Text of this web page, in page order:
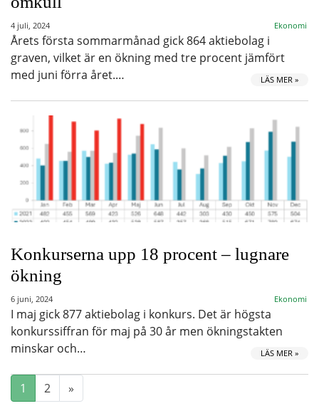
4 juli, 2024 Ekonomi
Årets första sommarmånad gick 864 aktiebolag i
graven, vilket är en ökning med tre procent jämfört
med juni förra året.…
LÄS MER »
Konkurserna upp 18 procent – lugnare
ökning
6 juni, 2024 Ekonomi
I maj gick 877 aktiebolag i konkurs. Det är högsta
konkurssiffran för maj på 30 år men ökningstakten
minskar och…
LÄS MER »
1 2 »